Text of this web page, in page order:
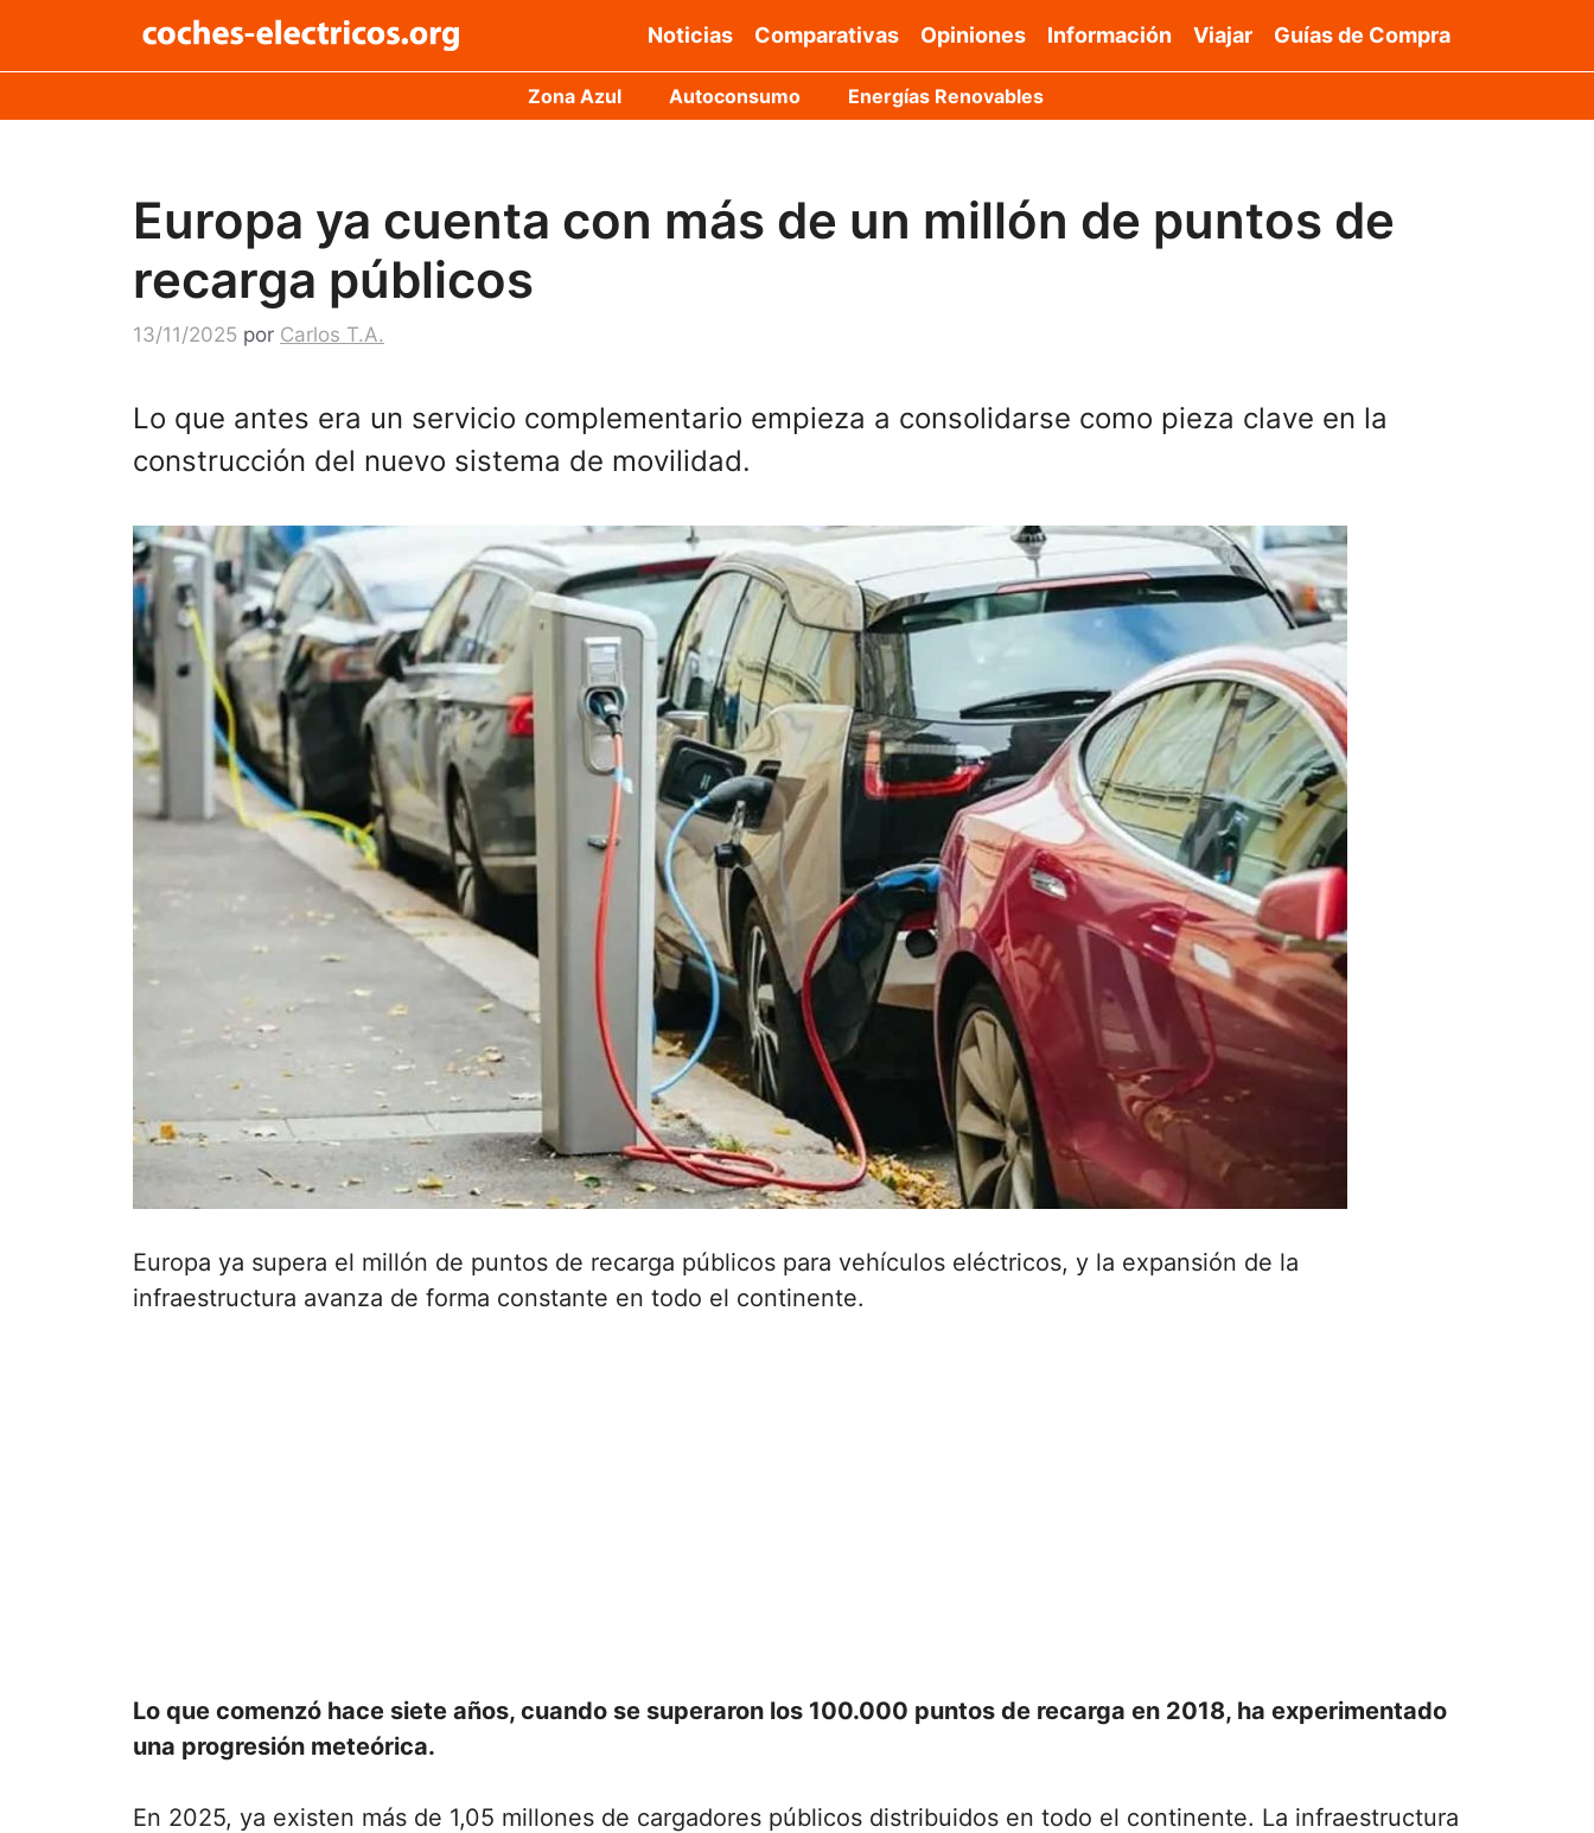
Noticias Comparativas Opiniones Información Viajar Guías de Compra
Zona Azul Autoconsumo Energías Renovables
Europa ya cuenta con más de un millón de puntos de
recarga públicos
13/11/2025 por Carlos T.A.
Lo que antes era un servicio complementario empieza a consolidarse como pieza clave en la
construcción del nuevo sistema de movilidad.
Europa ya supera el millón de puntos de recarga públicos para vehículos eléctricos, y la expansión de la
infraestructura avanza de forma constante en todo el continente.
Lo que comenzó hace siete años, cuando se superaron los 100.000 puntos de recarga en 2018, ha experimentado
una progresión meteórica.
En 2025, ya existen más de 1,05 millones de cargadores públicos distribuidos en todo el continente. La infraestructura